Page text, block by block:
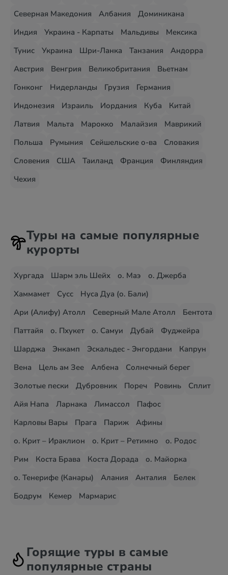
Северная Македония
Албания
Доминикана
Индия
Украина - Карпаты Мальдивы
Мексика
Тунис
Украина Шри-Ланка Танзания
Андорра
Австрия
Венгрия Великобритания
Вьетнам
Гонконг
Нидерланды Грузия
Германия
Индонезия
Израиль Иордания Куба
Китай
Латвия
Мальта Марокко Малайзия
Маврикий
Польша
Румыния Сейшельские о-ва
Словакия
Словения
США Таиланд Франция
Финляндия
Чехия
Туры на самые популярные
курорты
Хургада Шарм эль Шейх о. Маэ
о. Джерба
Хаммамет
Сусс
Нуса Дуа (о. Бали)
Ари (Алифу) Атолл
Северный Мале Атолл
Бентота
Паттайя
о. Пхукет о. Самуи Дубай
Фуджейра
Шарджа
Энкамп Эскальдес - Энгордани
Капрун
Вена
Цель ам Зее Албена
Солнечный берег
Золотые пески
Дубровник Пореч Ровинь
Сплит
Айя Напа
Ларнака Лимассол
Пафос
Карловы Вары
Прага Париж
Афины
о. Крит – Ираклион
о. Крит – Ретимно
о. Родос
Рим
Коста Брава Коста Дорада
о. Майорка
о. Тенерифе (Канары)
Алания Анталия
Белек
Бодрум
Кемер Мармарис
Горящие туры в самые
популярные страны